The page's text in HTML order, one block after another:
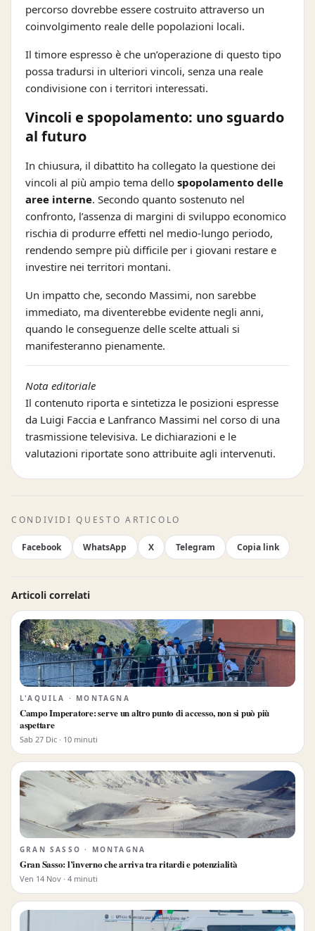
percorso dovrebbe essere costruito attraverso un
coinvolgimento reale delle popolazioni locali.
Il timore espresso è che un’operazione di questo tipo
possa tradursi in ulteriori vincoli, senza una reale
condivisione con i territori interessati.
Vincoli e spopolamento: uno sguardo
al futuro
In chiusura, il dibattito ha collegato la questione dei
vincoli al più ampio tema dello spopolamento delle
aree interne. Secondo quanto sostenuto nel
confronto, l’assenza di margini di sviluppo economico
rischia di produrre effetti nel medio-lungo periodo,
rendendo sempre più difficile per i giovani restare e
investire nei territori montani.
Un impatto che, secondo Massimi, non sarebbe
immediato, ma diventerebbe evidente negli anni,
quando le conseguenze delle scelte attuali si
manifesteranno pienamente.
Nota editoriale
Il contenuto riporta e sintetizza le posizioni espresse
da Luigi Faccia e Lanfranco Massimi nel corso di una
trasmissione televisiva. Le dichiarazioni e le
valutazioni riportate sono attribuite agli intervenuti.
CONDIVIDI QUESTO ARTICOLO
Facebook WhatsApp X Telegram Copia link
Articoli correlati
L'AQUILA · MONTAGNA
Campo Imperatore: serve un altro punto di accesso, non si può più
aspettare
Sab 27 Dic · 10 minuti
GRAN SASSO · MONTAGNA
Gran Sasso: l’inverno che arriva tra ritardi e potenzialità
Ven 14 Nov · 4 minuti